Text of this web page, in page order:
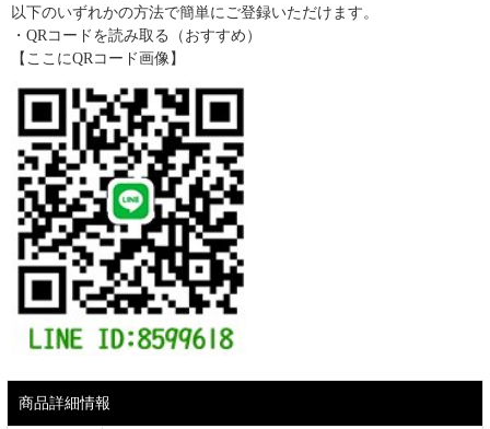
以下のいずれかの方法で簡単にご登録いただけます。
・QRコードを読み取る（おすすめ）
【ここにQRコード画像】
商品詳細情報